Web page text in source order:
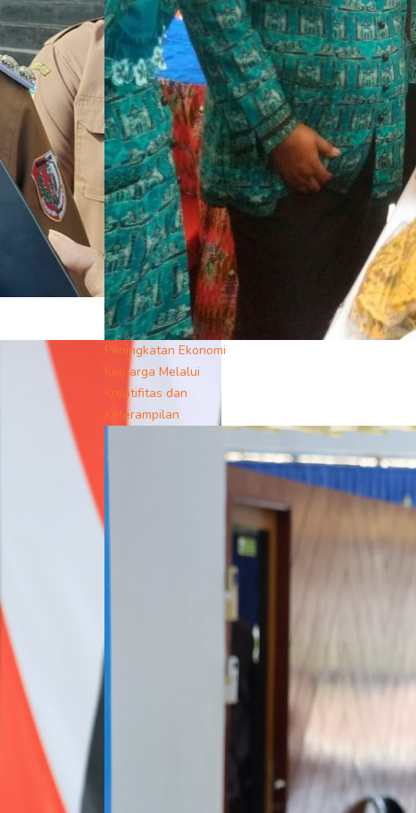
Peningkatan Ekonomi
Keluarga Melalui
Kreatifitas dan
Keterampilan